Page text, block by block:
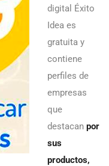
digital Éxito
Idea es
gratuita y
contiene
perfiles de
empresas
que
destacan por
sus
productos,